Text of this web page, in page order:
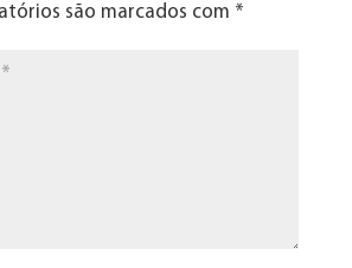
são marcados com *